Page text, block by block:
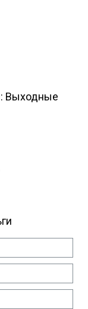
Выходные